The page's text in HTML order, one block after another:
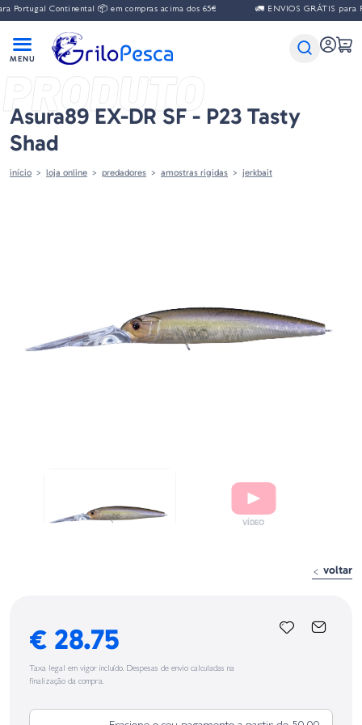
Continental 📦 em compras acima dos 65€ 🚛 ENVIOS GRÁTIS para
PRODUTO
Asura89 EX-DR SF - P23 Tasty
Shad
início loja online predadores amostras rigidas jerkbait
voltar
€ 28.75
Taxa legal em vigor incluído. Despesas de envio calculadas na
finalização da compra.